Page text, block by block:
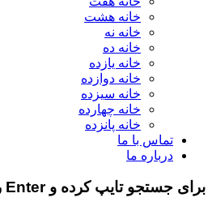
خانه هشت
خانه نه
خانه ده
خانه یازده
خانه دوازده
خانه سیزده
خانه چهارده
خانه پانزده
تماس با ما
درباره ما
برای جستجو تایپ کرده و Enter را بزنید